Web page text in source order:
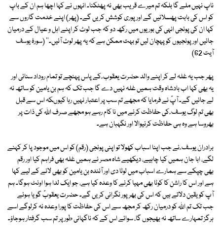
ناپ نہیں ملے گا بلکہ تم میرے قریب بھی نہ پھٹکنا۔ انہوں نے کہا اچھا ہم ان کے باپ
کو اس کی بابت پھسلائیں گے اور پوری کوشش کریں گے۔ (پھر) اپنے خدمت گاروں سے
کہا ان کی پونجی انہی کی بوریوں میں رکھ دو کہ جب لوٹ کر اپنے اہل و عیال کے درمیان
جائیں اور پونجیوں کو پہچان لیں تو بہت ممکن ہے کہ یہ پھر لوٹ آئیں۔'' (سورۂ یوسف
آیت 62)
پھر جب یہ غلہ لے کر اپنے والد حضرت یعقوب ؑ کے پاس پہنچے تو تمام روداد سنائی اور
یہ بھی کہا اب بادشاہ وقت ہمیں غلہ نہیں دے گا جب تک کہ ہم بن یامین کو ساتھ نہ
لے جائیں گے۔ آپؑ نے فرمایا کہ مجھے تم سب پر اعتبار نہیں رہا کیوںکہ اس سے قبل
بھی تم لوگ یوسف ؑ کی حفاظت کرنے میں نا کام رہے ہو مجھے صرف اللہ کی ذات پر
بھروسا ہے وہ ہی حفاظت کرنیوالا اور نگہبان ہے۔
برادران یوسف ؑ نے جب اپنا اسباب کھولا تو اپنی پونجی (رقم) کو اس میں موجود پا کر کہنے
لگے، ابا جان ہمیں کیا چاہیے، دیکھیے شاہ مصر نے ہمیں غلہ بھی فراہم کیا اور رقم
بھی چپکے سے ہمارے اسباب میں لوٹا دی اور آئندہ بن یامین کو بھی لانے کے لیے کہا
ہے اور اس کا راشن کا کوٹا بھی مہیا کرنے کا وعدہ کیا ہے، جو ایک لدا ہوا اونٹ ہوگا۔ ہم
آپ کو یقین دلاتے ہیں کہ اس کی بھرپور نگرانی کریں گے۔ حضرت یعقوبؑ گویا ہوئے
جب تک تم اللہ کو درمیان رکھ کر مجھ سے اس کی حفاظت کا پورا وعدہ نہ کرلوگے اسے
ہرگز تمہارے ساتھ نہ بھیجوں گا، سوائے اس کے کہ ناگہانی طور پر تم سب گرفتار ہوجاؤ۔